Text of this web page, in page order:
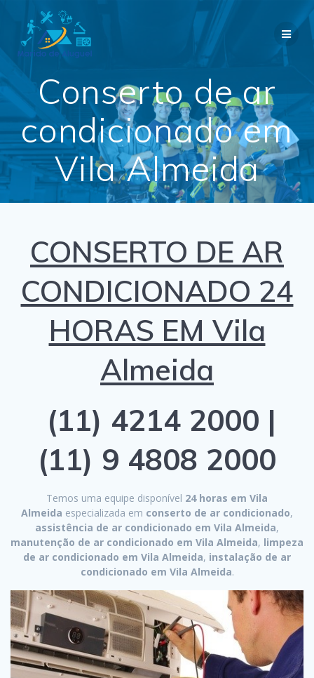
Conserto de ar
condicionado em
Vila Almeida
CONSERTO DE AR
CONDICIONADO 24
HORAS EM Vila
Almeida
(11) 4214 2000 |
(11) 9 4808 2000
Temos uma equipe disponível 24 horas em Vila
Almeida especializada em conserto de ar condicionado,
assistência de ar condicionado em Vila Almeida,
manutenção de ar condicionado em Vila Almeida, limpeza
de ar condicionado em Vila Almeida, instalação de ar
condicionado em Vila Almeida.